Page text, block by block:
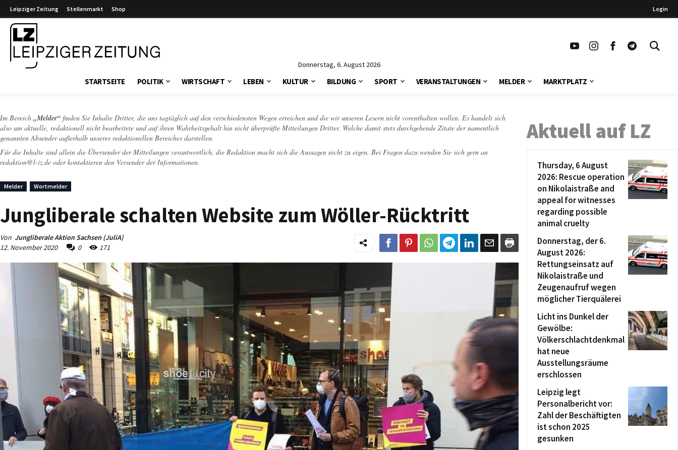
Leipziger Zeitung Stellenmarkt Shop Login
Donnerstag, 6. August 2026
STARTSEITE POLITIK WIRTSCHAFT LEBEN KULTUR BILDUNG SPORT VERANSTALTUNGEN MELDER MARKTPLATZ
Im Bereich „Melder“ finden Sie Inhalte Dritter, die uns tagtäglich auf den verschiedensten Wegen erreichen und die wir unseren Lesern nicht vorenthalten wollen. Es handelt sich
also um aktuelle, redaktionell nicht bearbeitete und auf ihren Wahrheitsgehalt hin nicht überprüfte Mitteilungen Dritter. Welche damit stets durchgehende Zitate der namentlich
genannten Absender außerhalb unseres redaktionellen Bereiches darstellen.
Für die Inhalte sind allein die Übersender der Mitteilungen verantwortlich, die Redaktion macht sich die Aussagen nicht zu eigen. Bei Fragen dazu wenden Sie sich gern an
redaktion@l-iz.de oder kontaktieren den Versender der Informationen.
Melder Wortmelder
Jungliberale schalten Website zum Wöller-Rücktritt
Von Jungliberale Aktion Sachsen (JuliA)
12. November 2020
0 171
Aktuell auf LZ
Thursday, 6 August
2026: Rescue operation
on Nikolaistraße and
appeal for witnesses
regarding possible
animal cruelty
Donnerstag, der 6.
August 2026:
Rettungseinsatz auf
Nikolaistraße und
Zeugenaufruf wegen
möglicher Tierquälerei
Licht ins Dunkel der
Gewölbe:
Völkerschlachtdenkmal
hat neue
Ausstellungsräume
erschlossen
Leipzig legt
Personalbericht vor:
Zahl der Beschäftigten
ist schon 2025
gesunken